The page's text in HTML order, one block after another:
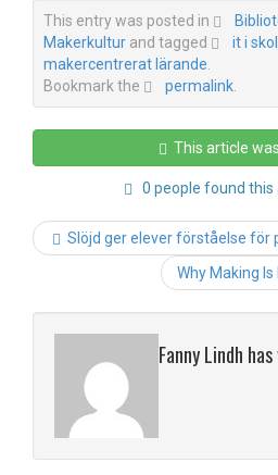
This entry was posted in
Makerkultur and tagged it i
makercentrerat lärande
Bookmark the
permalink
This article
0 people found this
Slöjd ger elever förståelse för
Why Making
Fanny Lindh